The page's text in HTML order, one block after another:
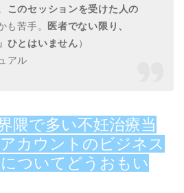
このセッションを受けた人の
も苦手。
医者でない限り、
ひとはいません）
アル
隈で多い不妊治療当
カウントのビジネス
ついてどうおもい